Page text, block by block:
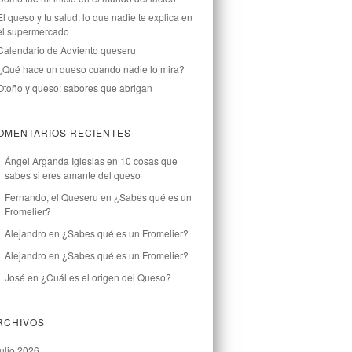
queso y tu salud: lo que nadie te explica en
supermercado
de Adviento queseru
hace un queso cuando nadie lo mira?
y queso: sabores que abrigan
RECIENTES
Ángel Arganda Iglesiasen 10 cosas que
sabes si eres amante del queso
Fernando, el Queseru en ¿Sabes qué es un
Fromelier?
Alejandro en ¿Sabes qué es un Fromelier?
Alejandro en ¿Sabes qué es un Fromelier?
José en ¿Cuál es el origen del Queso?